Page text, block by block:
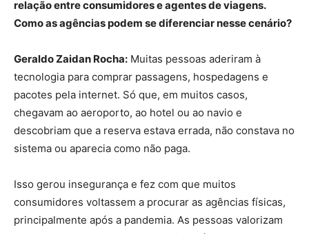
relação entre consumidores e agentes de viagens.
Como as agências podem se diferenciar nesse cenário?
Geraldo Zaidan Rocha: Muitas pessoas aderiram à
tecnologia para comprar passagens, hospedagens e
pacotes pela internet. Só que, em muitos casos,
chegavam ao aeroporto, ao hotel ou ao navio e
descobriam que a reserva estava errada, não constava no
sistema ou aparecia como não paga.
Isso gerou insegurança e fez com que muitos
consumidores voltassem a procurar as agências físicas,
principalmente após a pandemia. As pessoas valorizam